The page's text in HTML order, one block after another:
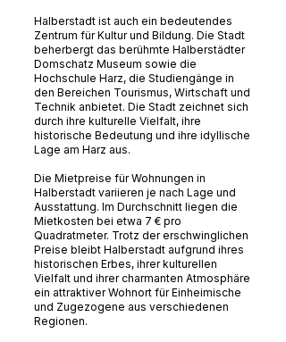
Halberstadt ist auch ein bedeutendes
Zentrum für Kultur und Bildung. Die Stadt
beherbergt das berühmte Halberstädter
Domschatz Museum sowie die
Hochschule Harz, die Studiengänge in
den Bereichen Tourismus, Wirtschaft und
Technik anbietet. Die Stadt zeichnet sich
durch ihre kulturelle Vielfalt, ihre
historische Bedeutung und ihre idyllische
Lage am Harz aus.
Die Mietpreise für Wohnungen in
Halberstadt variieren je nach Lage und
Ausstattung. Im Durchschnitt liegen die
Mietkosten bei etwa 7 € pro
Quadratmeter. Trotz der erschwinglichen
Preise bleibt Halberstadt aufgrund ihres
historischen Erbes, ihrer kulturellen
Vielfalt und ihrer charmanten Atmosphäre
ein attraktiver Wohnort für Einheimische
und Zugezogene aus verschiedenen
Regionen.